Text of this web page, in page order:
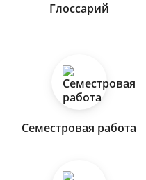
Глоссарий
Семестровая работа